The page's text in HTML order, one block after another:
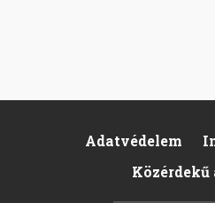
Footer
Adatvédelem
Közérdekű